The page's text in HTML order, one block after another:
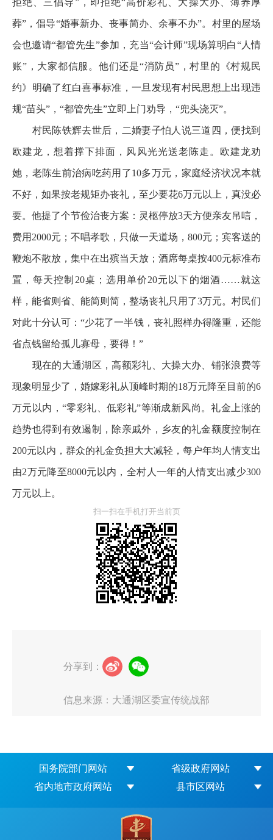
拒绝、三倡导”，即拒绝“高价彩礼、大操大办、薄养厚
葬”，倡导“婚事新办、丧事简办、余事不办”。村里的屋场
会也邀请“都管先生”参加，充当“会计师”现场算明白“人情
账”，大家都信服。他们还是“消防员”，村里的《村规民
约》明确了红白喜事标准，一旦发现有村民思想上出现违
规“苗头”，“都管先生”立即上门劝导，“兜头浇灭”。
村民陈铁辉去世后，二婚妻子怕人说三道四，便找到
欧建龙，想着撑下排面，风风光光送老陈走。欧建龙劝
她，老陈生前治病吃药用了10多万元，家庭经济状况本就
不好，如果按老规矩办丧礼，至少要花6万元以上，真没必
要。他提了个节俭治丧方案：灵柩停放3天方便亲友吊唁，
费用2000元；不唱孝歌，只做一天道场，800元；宾客送的
鞭炮不散放，集中在出殡当天放；酒席每桌按400元标准布
置，每天控制20桌；选用单价20元以下的烟酒……就这
样，能省则省、能简则简，整场丧礼只用了3万元。村民们
对此十分认可：“少花了一半钱，丧礼照样办得隆重，还能
省点钱留给孤儿寡母，要得！”
现在的大通湖区，高额彩礼、大操大办、铺张浪费等
现象明显少了，婚嫁彩礼从顶峰时期的18万元降至目前的6
万元以内，“零彩礼、低彩礼”等渐成新风尚。礼金上涨的
趋势也得到有效遏制，除亲戚外，乡友的礼金额度控制在
200元以内，群众的礼金负担大大减轻，每户年均人情支出
由2万元降至8000元以内，全村人一年的人情支出减少300
万元以上。
扫一扫在手机打开当前页
分享到：
信息来源：大通湖区委宣传统战部
国务院部门网站
省级政府网站
省内地市政府网站
县市区网站